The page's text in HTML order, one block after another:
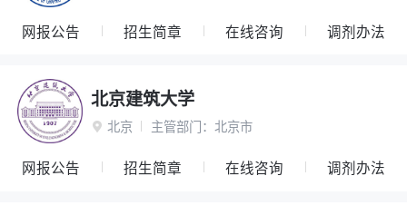
网报公告 招生简章 在线咨询 调剂办法
北京建筑大学
 北京 主管部门： 北京市
网报公告 招生简章 在线咨询 调剂办法